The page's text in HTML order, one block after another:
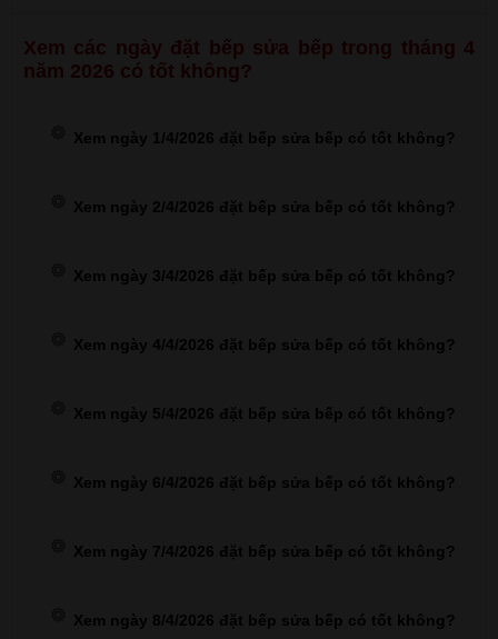
Xem các ngày đặt bếp sửa bếp trong tháng 4
năm 2026 có tốt không?
Xem ngày 1/4/2026 đặt bếp sửa bếp có tốt không?
Xem ngày 2/4/2026 đặt bếp sửa bếp có tốt không?
Xem ngày 3/4/2026 đặt bếp sửa bếp có tốt không?
Xem ngày 4/4/2026 đặt bếp sửa bếp có tốt không?
Xem ngày 5/4/2026 đặt bếp sửa bếp có tốt không?
Xem ngày 6/4/2026 đặt bếp sửa bếp có tốt không?
Xem ngày 7/4/2026 đặt bếp sửa bếp có tốt không?
Xem ngày 8/4/2026 đặt bếp sửa bếp có tốt không?